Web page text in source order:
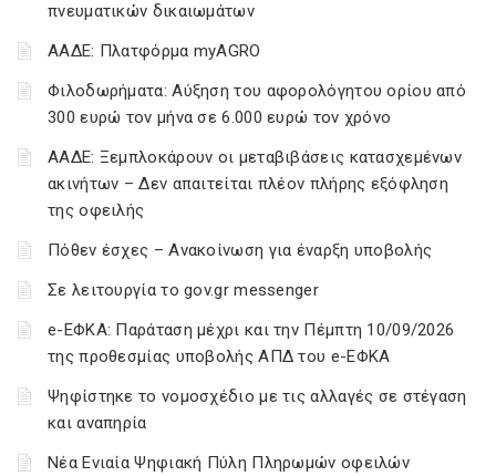
πνευματικών δικαιωμάτων
ΑΑΔΕ: Πλατφόρμα myAGRO
Φιλοδωρήματα: Αύξηση του αφορολόγητου ορίου από
300 ευρώ τον μήνα σε 6.000 ευρώ τον χρόνο
ΑΑΔΕ: Ξεμπλοκάρουν οι μεταβιβάσεις κατασχεμένων
ακινήτων – Δεν απαιτείται πλέον πλήρης εξόφληση
της οφειλής
Πόθεν έσχες – Ανακοίνωση για έναρξη υποβολής
Σε λειτουργία το gov.gr messenger
e-ΕΦΚΑ: Παράταση μέχρι και την Πέμπτη 10/09/2026
της προθεσμίας υποβολής ΑΠΔ του e-ΕΦΚΑ
Ψηφίστηκε το νομοσχέδιο με τις αλλαγές σε στέγαση
και αναπηρία
Νέα Ενιαία Ψηφιακή Πύλη Πληρωμών οφειλών